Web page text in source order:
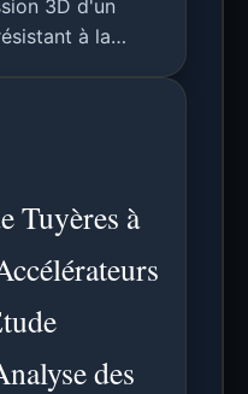
3D d'un
à la
Tuyères à
des